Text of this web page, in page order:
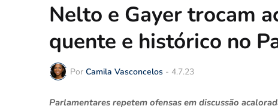
Nelto e Gayer trocam
quente e histórico no
Por Camila Vasconcelos - 4.7.23
Parlamentares repetem ofensas em discussão